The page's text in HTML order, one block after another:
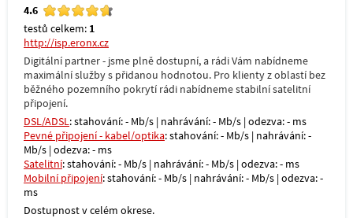
4.6
testů celkem: 1
http://isp.eronx.cz
Digitální partner - jsme plně dostupní, a rádi Vám nabídneme
maximální služby s přidanou hodnotou. Pro klienty z oblastí bez
běžného pozemního pokrytí rádi nabídneme stabilní satelitní
připojení.
DSL/ADSL: stahování: - Mb/s | nahrávání: - Mb/s | odezva: - ms
Pevné připojení - kabel/optika: stahování: - Mb/s | nahrávání: -
Mb/s | odezva: - ms
Satelitní: stahování: - Mb/s | nahrávání: - Mb/s | odezva: - ms
Mobilní připojení: stahování: - Mb/s | nahrávání: - Mb/s | odezva: -
ms
Dostupnost v celém okrese.